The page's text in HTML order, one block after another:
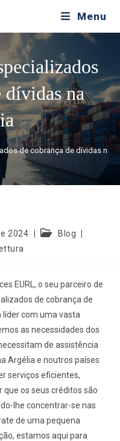
Menu
dívidas na
de cobrança de dívidas na
2024
Blog
EURL, o seu parceiro de
de cobrança de
líder com uma vasta
as necessidades dos
de assistência
Argélia e noutros países
serviços eficientes,
os seus créditos são
lhe concentrar-se nas
de uma pequena
estamos aqui para